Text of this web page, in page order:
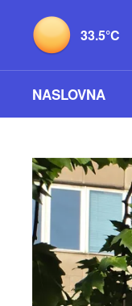
33.5°C
NASLOVNA